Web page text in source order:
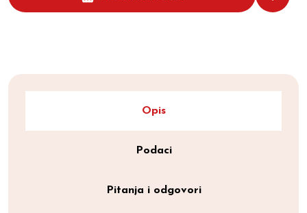
Opis
Podaci
Pitanja i odgovori